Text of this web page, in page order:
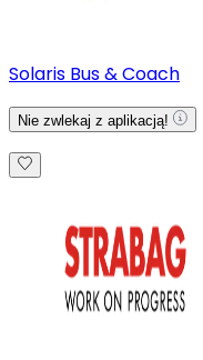
Solaris Bus & Coach
Nie zwlekaj z aplikacją!